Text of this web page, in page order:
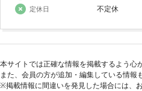
定休日 不定休
本サイトでは正確な情報を掲載するよう
また、会員の方が追加・編集している情
※掲載情報に間違いを発見した場合には、